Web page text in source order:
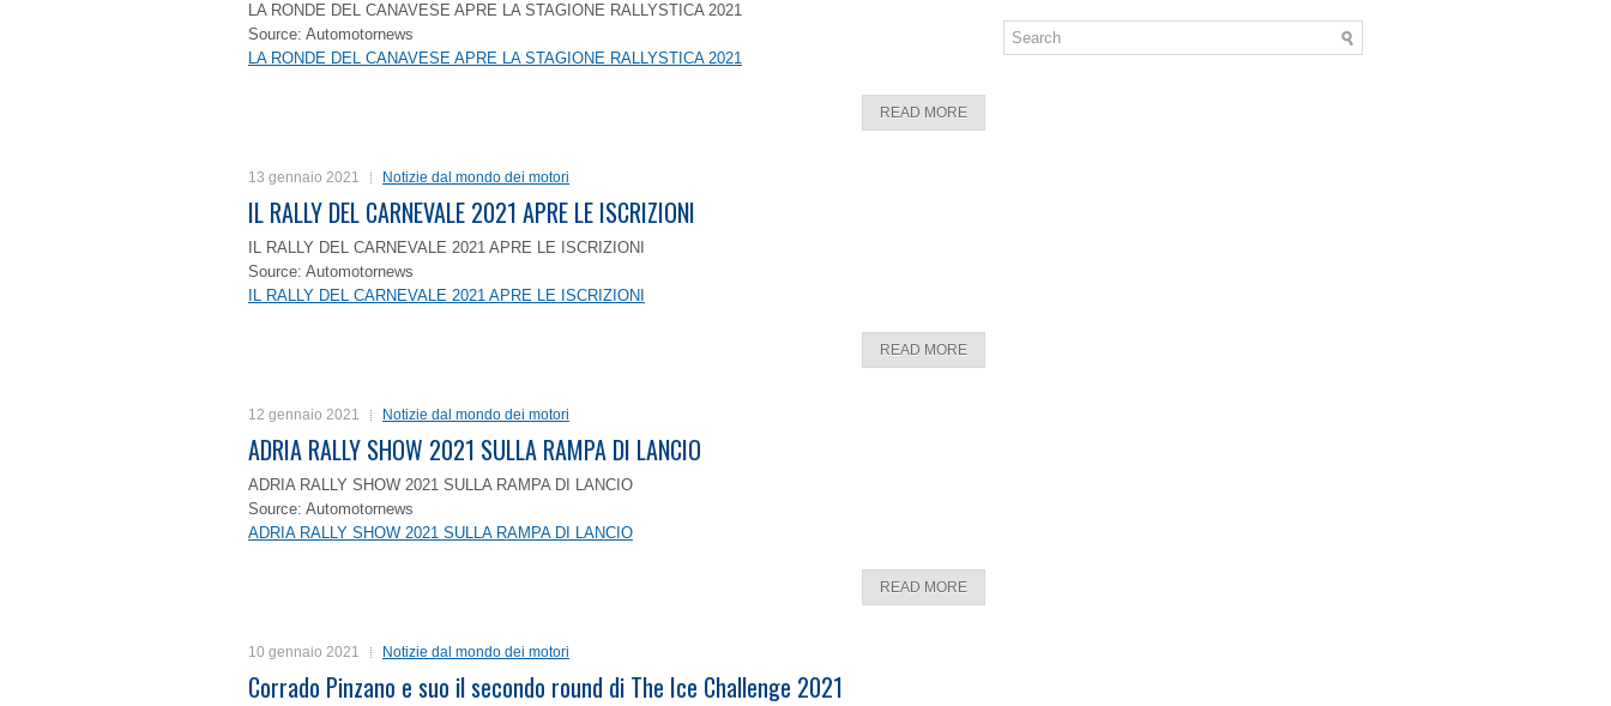
LA RONDE DEL CANAVESE APRE LA STAGIONE RALLYSTICA 2021
Source: Automotornews
LA RONDE DEL CANAVESE APRE LA STAGIONE RALLYSTICA 2021
READ MORE
13 gennaio 2021 Notizie dal mondo dei motori
IL RALLY DEL CARNEVALE 2021 APRE LE ISCRIZIONI
IL RALLY DEL CARNEVALE 2021 APRE LE ISCRIZIONI
Source: Automotornews
IL RALLY DEL CARNEVALE 2021 APRE LE ISCRIZIONI
READ MORE
12 gennaio 2021 Notizie dal mondo dei motori
ADRIA RALLY SHOW 2021 SULLA RAMPA DI LANCIO
ADRIA RALLY SHOW 2021 SULLA RAMPA DI LANCIO
Source: Automotornews
ADRIA RALLY SHOW 2021 SULLA RAMPA DI LANCIO
READ MORE
10 gennaio 2021 Notizie dal mondo dei motori
Corrado Pinzano e suo il secondo round di The Ice Challenge 2021